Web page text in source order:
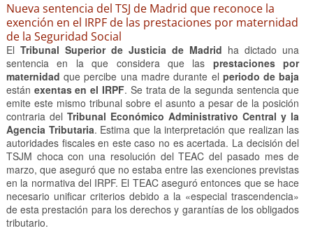
Nueva sentencia del TSJ de Madrid que reconoce la
exención en el IRPF de las prestaciones por maternidad
de la Seguridad Social
El Tribunal Superior de Justicia de Madrid ha dictado una
sentencia en la que considera que las prestaciones por
maternidad que percibe una madre durante el periodo de baja
están exentas en el IRPF. Se trata de la segunda sentencia que
emite este mismo tribunal sobre el asunto a pesar de la posición
contraria delTribunal Económico Administrativo Central y la
Agencia Tributaria. Estima que la interpretación que realizan las
autoridades fiscales en este caso no es acertada. La decisión del
TSJM choca con una resolución del TEAC del pasado mes de
marzo, que aseguró que no estaba entre las exenciones previstas
en la normativa del IRPF. El TEAC aseguró entonces que se hace
necesario unificar criterios debido a la «especial trascendencia»
de esta prestación para los derechos y garantías de los obligados
tributario.